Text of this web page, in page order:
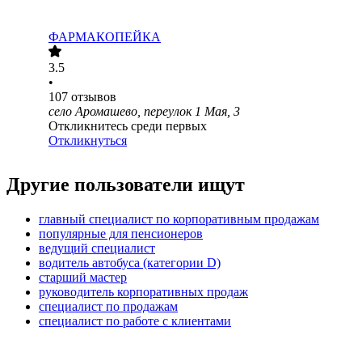
ФАРМАКОПЕЙКА
3.5
•
107 отзывов
село Аромашево, переулок 1 Мая, 3
Откликнитесь среди первых
Откликнуться
Другие пользователи ищут
главный специалист по корпоративным продажам
популярные для пенсионеров
ведущий специалист
водитель автобуса (категории D)
старший мастер
руководитель корпоративных продаж
специалист по продажам
специалист по работе с клиентами